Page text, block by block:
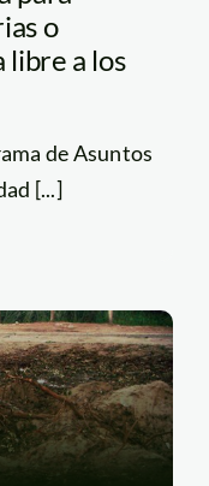
o
libre a los
de Asuntos
[...]